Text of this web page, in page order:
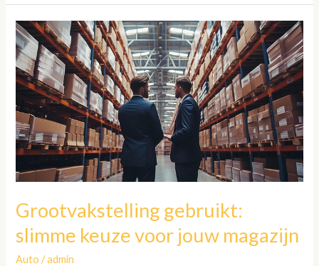
Grootvakstelling gebruikt:
slimme keuze voor jouw magazijn
Auto /admin
Grootvakstelling
gebruikt:
slimme
keuze
voor
jouw
magazijn